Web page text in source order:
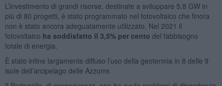
L’investimento di grandi risorse, destinate a sviluppare 5,8 GW in
più di 80 progetti, è stato programmato nel fotovoltaico che finora
non è stato ancora adeguatamente utilizzato. Nel 2021 il
fotovoltaico ha soddisfatto il 3,5% per cento del fabbisogno
totale di energia.
È stato infine largamente diffuso l’uso della geotermia in 8 delle 9
isole dell’arcipelago delle Azzorre.